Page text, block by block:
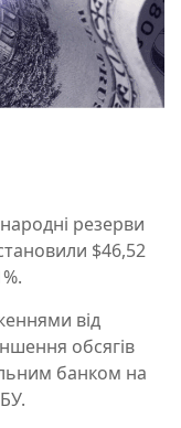
резерви
$46,52
від
обсягів
банком на